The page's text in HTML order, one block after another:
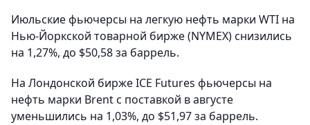
Июльские фьючерсы на легкую нефть марки WTI на
Нью-Йоркской товарной бирже (NYMEX) снизились
на 1,27%, до $50,58 за баррель.
На Лондонской бирже ICE Futures фьючерсы на
нефть марки Brent с поставкой в августе
уменьшились на 1,03%, до $51,97 за баррель.